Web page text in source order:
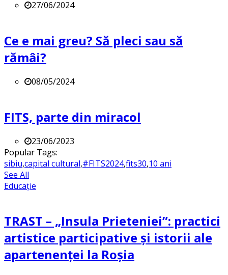
27/06/2024
Ce e mai greu? Să pleci sau să
rămâi?
08/05/2024
FITS, parte din miracol
23/06/2023
Popular Tags:
sibiu,capital cultural,#FITS2024,fits30,10 ani
See All
Educație
TRAST – „Insula Prieteniei”: practici
artistice participative și istorii ale
apartenenței la Roșia